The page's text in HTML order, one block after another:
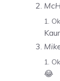
1.
1.
😂